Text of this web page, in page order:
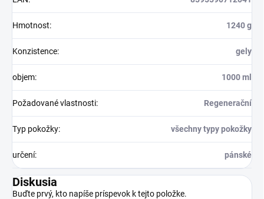
Hmotnost: 1240 g
Konzistence: gely
objem: 1000 ml
Požadované vlastnosti: Regenerační
Typ pokožky: všechny typy pokožky
určení: pánské
Diskusia
Buďte prvý, kto napíše príspevok k tejto položke.